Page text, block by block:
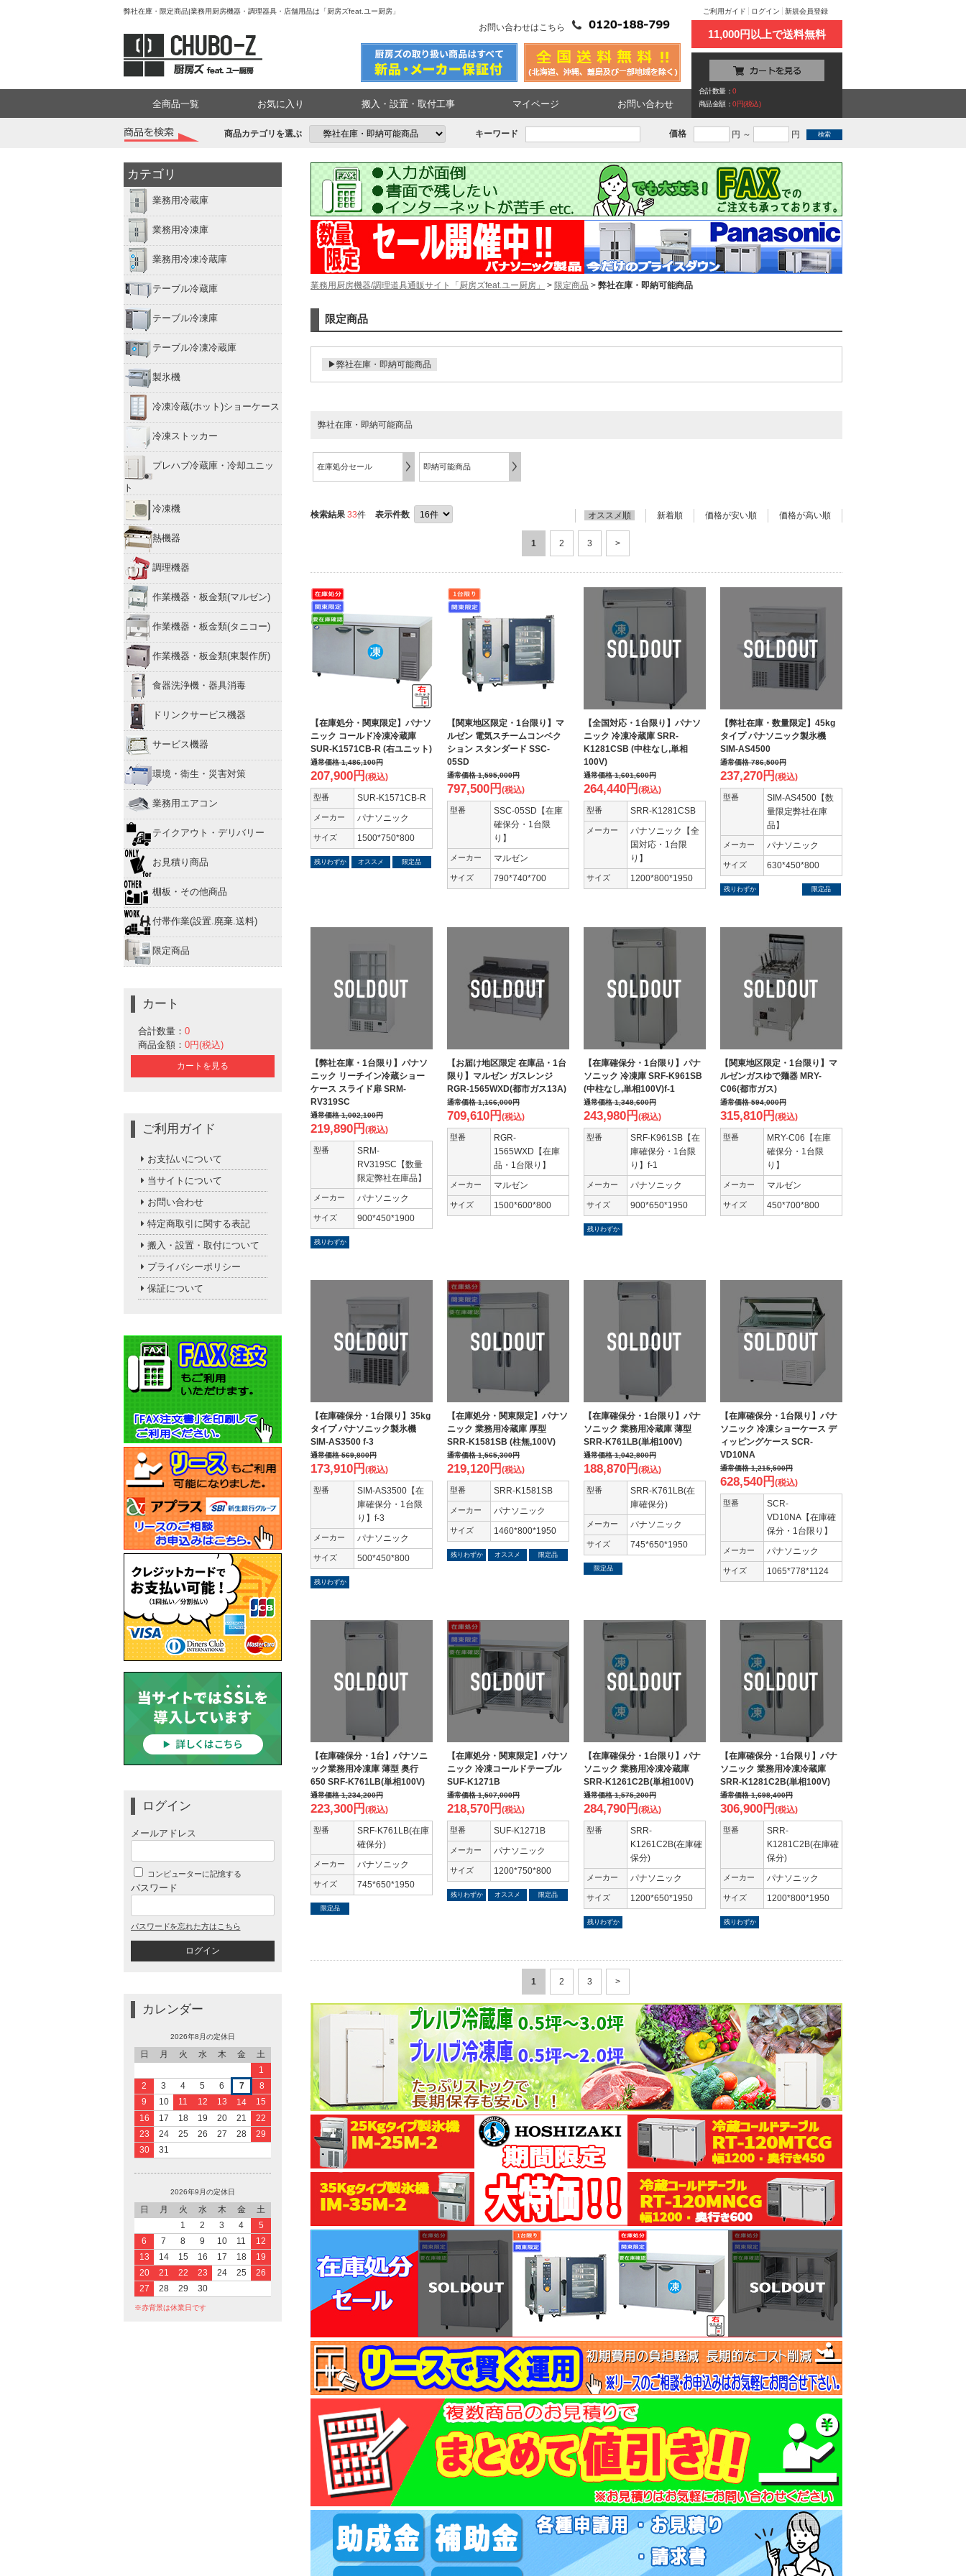
弊社在庫・限定商品|業務用厨房機器・調理器具・店舗用品は「厨房ズfeat.ユー厨房」
お問い合わせはこちら
ご利用ガイド ログイン 新規会員登録
11,000円以上で送料無料
合計数量：0
商品金額：0円(税込)
全商品一覧 お気に入り 搬入・設置・取付工事 マイページ お問い合わせ
商品カテゴリを選ぶ キーワード 価格 円 ～ 円
カテゴリ
業務用冷蔵庫
業務用冷凍庫
業務用冷凍冷蔵庫
テーブル冷蔵庫
テーブル冷凍庫
テーブル冷凍冷蔵庫
製氷機
冷凍冷蔵(ホット)ショーケース
冷凍ストッカー
プレハブ冷蔵庫・冷却ユニッ
ト
冷凍機
熱機器
調理機器
作業機器・板金類(マルゼン)
作業機器・板金類(タニコー)
作業機器・板金類(東製作所)
食器洗浄機・器具消毒
ドリンクサービス機器
サービス機器
環境・衛生・災害対策
業務用エアコン
テイクアウト・デリバリー
お見積り商品
棚板・その他商品
付帯作業(設置.廃棄.送料)
限定商品
カート
合計数量： 0
商品金額： 0円(税込)
カートを見る
ご利用ガイド
お支払いについて
当サイトについて
お問い合わせ
特定商取引に関する表記
搬入・設置・取付について
プライバシーポリシー
保証について
ログイン
メールアドレス
コンピューターに記憶する
パスワード
パスワードを忘れた方はこちら
カレンダー
2026年8月の定休日
日 月 火 水 木 金
土
1
2
3 4 5 6 7
8
9
10 11 12 13 14
15
16
17 18 19 20 21
22
23
24 25 26 27 28
29
30
31
2026年9月の定休日
日 月 火 水 木 金
土
1
2 3 4
5
6
7 8 9 10 11
12
13
14 15 16 17 18
19
20
21 22 23 24 25
26
27
28 29 30
※赤背景は休業日です
業務用厨房機器/調理道具通販サイト「厨房ズfeat.ユー厨房」 > 限定商品 > 弊社在庫・即納可能商品
限定商品
▶弊社在庫・即納可能商品
弊社在庫・即納可能商品
在庫処分セール 即納可能商品
検索結果 33件 表示件数 オススメ順 新着順 価格が安い順 価格が高い順
1 2 3 >
【在庫処分・関東限定】パナソ
ニック コールド冷凍冷蔵庫
SUR-K1571CB-R (右ユニット)
通常価格1,486,100円
207,900円 (税込)
型番 SUR-K1571CB-R
メーカー パナソニック
サイズ 1500*750*800
残りわずか オススメ 限定品
【関東地区限定・1台限り】マ
ルゼン 電気スチームコンベク
ション スタンダード SSC-
05SD
通常価格1,595,000円
797,500円 (税込)
型番
SSC-05SD【在庫
確保分・1台限
り】
メーカー マルゼン
サイズ 790*740*700
【全国対応・1台限り】パナソ
ニック 冷凍冷蔵庫 SRR-
K1281CSB (中柱なし,単相
100V)
通常価格1,601,600円
264,440円 (税込)
型番 SRR-K1281CSB
メーカー
パナソニック【全
国対応・1台限
り】
サイズ 1200*800*1950
【弊社在庫・数量限定】45kg
タイプ パナソニック製氷機
SIM-AS4500
通常価格786,500円
237,270円 (税込)
型番
SIM-AS4500【数
量限定弊社在庫
品】
メーカー パナソニック
サイズ 630*450*800
残りわずか 限定品
【弊社在庫・1台限り】パナソ
ニック リーチイン冷蔵ショー
ケース スライド扉 SRM-
RV319SC
通常価格1,002,100円
219,890円 (税込)
型番
SRM-
RV319SC【数量
限定弊社在庫品】
メーカー パナソニック
サイズ 900*450*1900
残りわずか
【お届け地区限定 在庫品・1台
限り】マルゼン ガスレンジ
RGR-1565WXD(都市ガス13A)
通常価格1,166,000円
709,610円 (税込)
型番
RGR-
1565WXD【在庫
品・1台限り】
メーカー マルゼン
サイズ 1500*600*800
【在庫確保分・1台限り】パナ
ソニック 冷凍庫 SRF-K961SB
(中柱なし,単相100V)f-1
通常価格1,348,600円
243,980円 (税込)
型番
SRF-K961SB【在
庫確保分・1台限
り】f-1
メーカー パナソニック
サイズ 900*650*1950
残りわずか
【関東地区限定・1台限り】マ
ルゼンガスゆで麺器 MRY-
C06(都市ガス)
通常価格594,000円
315,810円 (税込)
型番
MRY-C06【在庫
確保分・1台限
り】
メーカー マルゼン
サイズ 450*700*800
【在庫確保分・1台限り】35kg
タイプ パナソニック製氷機
SIM-AS3500 f-3
通常価格569,800円
173,910円 (税込)
型番
SIM-AS3500【在
庫確保分・1台限
り】f-3
メーカー パナソニック
サイズ 500*450*800
残りわずか
【在庫処分・関東限定】パナソ
ニック 業務用冷蔵庫 厚型
SRR-K1581SB (柱無,100V)
通常価格1,565,300円
219,120円 (税込)
型番 SRR-K1581SB
メーカー パナソニック
サイズ 1460*800*1950
残りわずか オススメ 限定品
【在庫確保分・1台限り】パナ
ソニック 業務用冷蔵庫 薄型
SRR-K761LB(単相100V)
通常価格1,042,800円
188,870円 (税込)
型番
SRR-K761LB(在
庫確保分)
メーカー パナソニック
サイズ 745*650*1950
限定品
【在庫確保分・1台限り】パナ
ソニック 冷凍ショーケース デ
ィッピングケース SCR-
VD10NA
通常価格1,215,500円
628,540円 (税込)
型番
SCR-
VD10NA【在庫確
保分・1台限り】
メーカー パナソニック
サイズ 1065*778*1124
【在庫確保分・1台】パナソニ
ック業務用冷凍庫 薄型 奥行
650 SRF-K761LB(単相100V)
通常価格1,234,200円
223,300円 (税込)
型番
SRF-K761LB(在庫
確保分)
メーカー パナソニック
サイズ 745*650*1950
限定品
【在庫処分・関東限定】パナソ
ニック 冷凍コールドテーブル
SUF-K1271B
通常価格1,507,000円
218,570円 (税込)
型番 SUF-K1271B
メーカー パナソニック
サイズ 1200*750*800
残りわずか オススメ 限定品
【在庫確保分・1台限り】パナ
ソニック 業務用冷凍冷蔵庫
SRR-K1261C2B(単相100V)
通常価格1,575,200円
284,790円 (税込)
型番
SRR-
K1261C2B(在庫確
保分)
メーカー パナソニック
サイズ 1200*650*1950
残りわずか
【在庫確保分・1台限り】パナ
ソニック 業務用冷凍冷蔵庫
SRR-K1281C2B(単相100V)
通常価格1,698,400円
306,900円 (税込)
型番
SRR-
K1281C2B(在庫確
保分)
メーカー パナソニック
サイズ 1200*800*1950
残りわずか
1 2 3 >